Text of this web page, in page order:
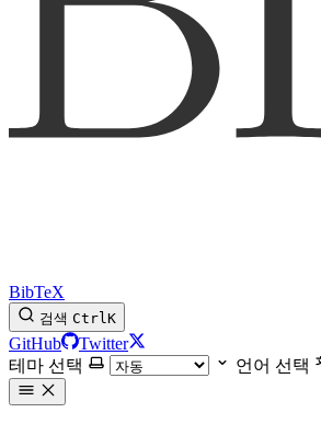
BibTeX
검색 CtrlK
GitHub
Twitter
테마 선택
언어 선택